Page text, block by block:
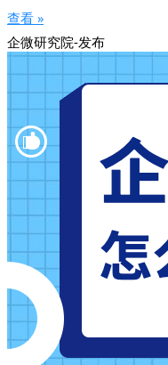
查看 »
企微研究院-发布